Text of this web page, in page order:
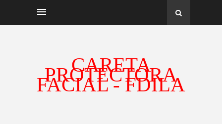
CARETA
PROTECTORA
FACIAL - FDILA